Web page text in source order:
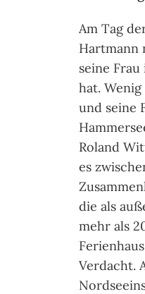
Am Tag
Hartmann
seine
hat.
und seine
Roland
es
die als
mehr als
Verdacht.